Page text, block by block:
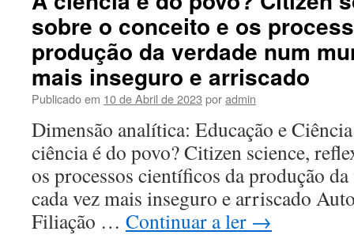
sobre o conceito e os
produção da verdade num
mais inseguro e arriscado
Publicado em 10 de Abril de 2023 poradmin
Dimensão analítica: Educação e
ciência é do povo? Citizen science,
os processos científicos da produção
cada vez mais inseguro e arriscado
Filiação … Continuar a ler →